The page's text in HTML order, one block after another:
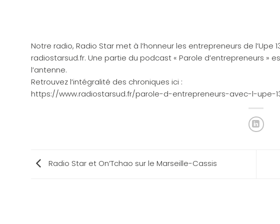
Notre radio, Radio Starmet à l’honneur les entrepreneurs de l’Upe
radiostarsud.fr. Une partie du podcast « Parole d’entrepreneurs »
l’antenne.
Retrouvez l’intégralité des chroniques ici :
https://www.radiostarsud.fr/parole-d-entrepreneurs-avec-l-upe-
Radio Star et On’Tchao sur le Marseille-Cassis